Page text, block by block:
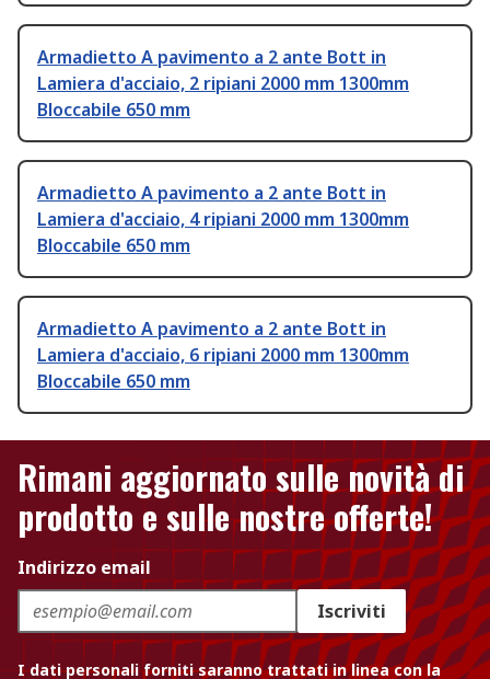
Armadietto A pavimento a 2 ante Bott in
Lamiera d'acciaio, 2 ripiani 2000 mm 1300mm
Bloccabile 650 mm
Armadietto A pavimento a 2 ante Bott in
Lamiera d'acciaio, 4 ripiani 2000 mm 1300mm
Bloccabile 650 mm
Armadietto A pavimento a 2 ante Bott in
Lamiera d'acciaio, 6 ripiani 2000 mm 1300mm
Bloccabile 650 mm
Rimani aggiornato sulle novità di
prodotto e sulle nostre offerte!
Indirizzo email
Iscriviti
I dati personali forniti saranno trattati in linea con la